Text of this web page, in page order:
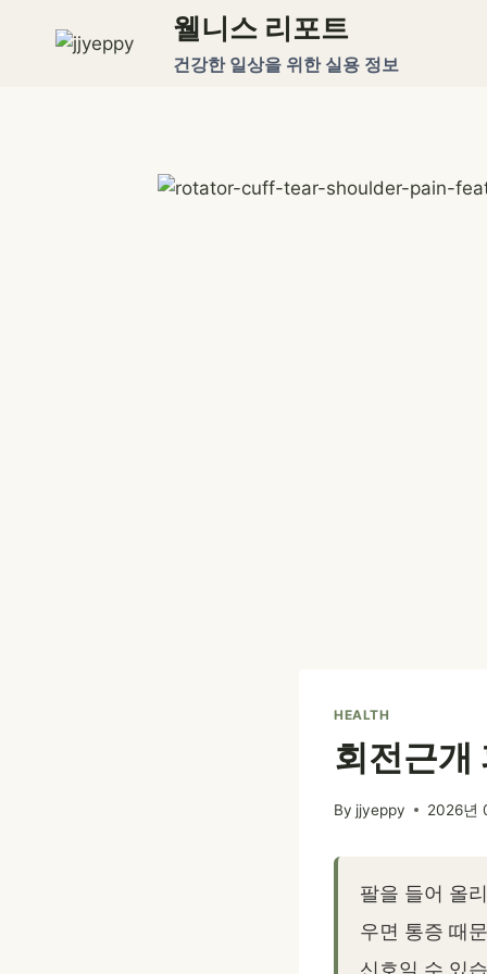
웰니스 리포트
건강한 일상을 위한 실용 정보
HEALTH
회전근개
By jjyeppy 2026년
팔을 들어 올
우면 통증 때
신호일 수 있